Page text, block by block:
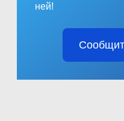
ней!